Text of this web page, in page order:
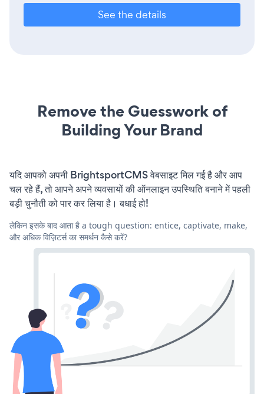
See the details
Remove the Guesswork of
Building Your Brand
यदि आपको अपनी BrightsportCMS वेबसाइट मिल गई है और आप
चल रहे हैं, तो आपने अपने व्यवसायों की ऑनलाइन उपस्थिति बनाने में पहली
बड़ी चुनौती को पार कर लिया है। बधाई हो!
लेकिन इसके बाद आता है a tough question: entice, captivate, make,
और अधिक विज़िटर्स का समर्थन कैसे करें?